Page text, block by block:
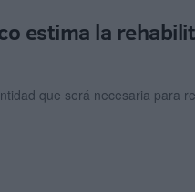
estima la
que será necesaria para